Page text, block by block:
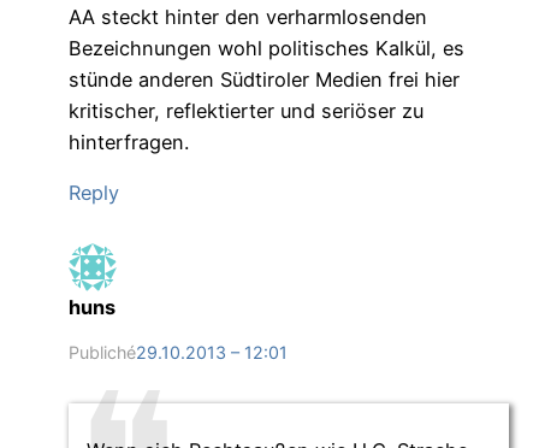
AA steckt hinter den verharmlosenden
Bezeichnungen wohl politisches Kalkül, es
stünde anderen Südtiroler Medien frei hier
kritischer, reflektierter und seriöser zu
hinterfragen.
Reply
huns
Publiché29.10.2013 – 12:01